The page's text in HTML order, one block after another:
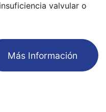
valvular o
​Más Información